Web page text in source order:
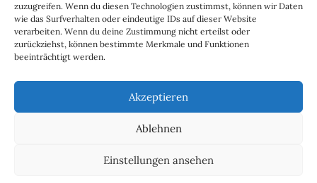
zuzugreifen. Wenn du diesen Technologien zustimmst, können wir Daten
wie das Surfverhalten oder eindeutige IDs auf dieser Website
verarbeiten. Wenn du deine Zustimmung nicht erteilst oder
zurückziehst, können bestimmte Merkmale und Funktionen
beeinträchtigt werden.
Akzeptieren
Ablehnen
Einstellungen ansehen
Hause gehen.
ZURÜCK
Impressum und Datenschutzerklärung